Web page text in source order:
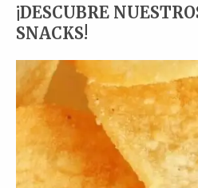
¡DESCUBRE
SNACKS!